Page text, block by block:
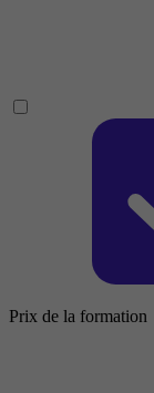
Prix de la formation